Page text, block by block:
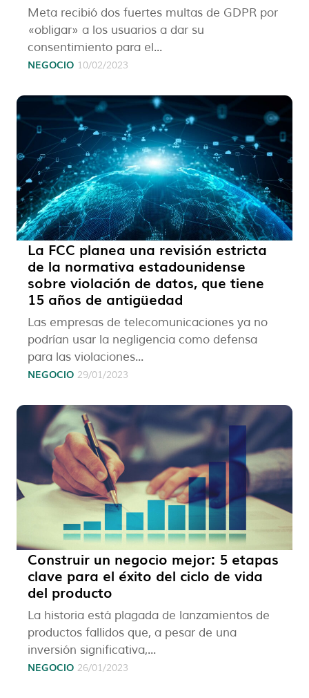
Meta recibió dos fuertes multas de GDPR por
«obligar» a los usuarios a dar su
consentimiento para el...
NEGOCIO 10/02/2023
La FCC planea una revisión estricta
de la normativa estadounidense
sobre violación de datos, que tiene
15 años de antigüedad
Las empresas de telecomunicaciones ya no
podrían usar la negligencia como defensa
para las violaciones...
NEGOCIO 29/01/2023
Construir un negocio mejor: 5 etapas
clave para el éxito del ciclo de vida
del producto
La historia está plagada de lanzamientos de
productos fallidos que, a pesar de una
inversión significativa,...
NEGOCIO 26/01/2023